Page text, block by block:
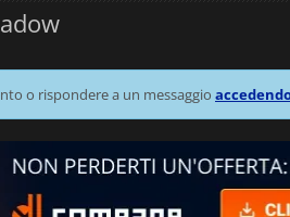
o rispondere a un messaggio